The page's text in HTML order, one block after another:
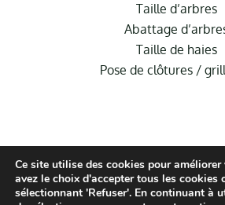
Taille d’arbres
Abattage
Taille de haies
Pose de clôtures /
Ce site utilise des cookies pour améliorer
avez le choix d'accepter tous les cookies
sélectionnant 'Refuser'. En continuant à